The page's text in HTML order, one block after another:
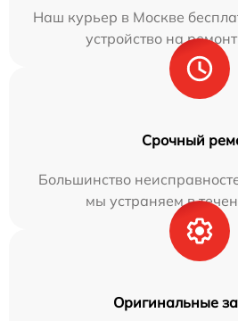
Наш курьер в Москве
устройство на
Срочный
Большинство
мы устраняем в
Оригинальные